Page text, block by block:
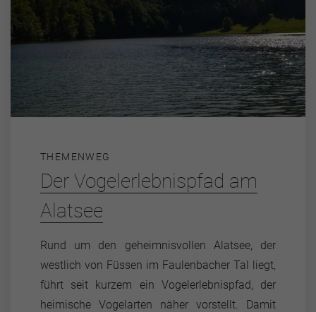
THEMENWEG
Der Vogelerlebnispfad am
Alatsee
Rund um den geheimnisvollen Alatsee, der
westlich von Füssen im Faulenbacher Tal liegt,
führt seit kurzem ein Vogelerlebnispfad, der
heimische Vogelarten näher vorstellt. Damit